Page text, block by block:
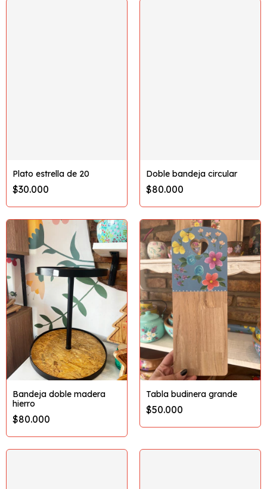
Plato estrella de 20
$30.000
Doble bandeja circular
$80.000
Bandeja doble madera
hierro
$80.000
Tabla budinera grande
$50.000